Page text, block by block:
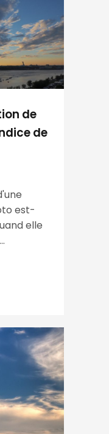
de
de
est-
elle